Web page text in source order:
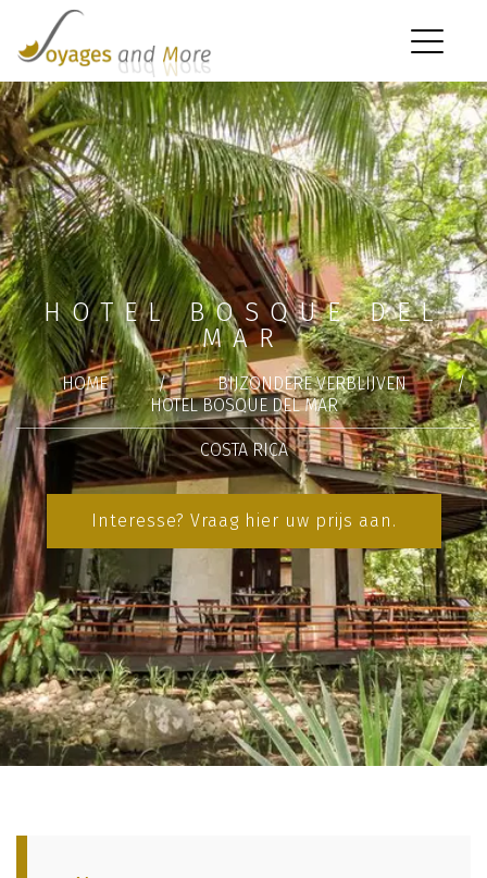
HOTEL BOSQUE DEL
MAR
HOME / BIJZONDERE VERBLIJVEN
/
HOTEL BOSQUE DEL MAR
COSTA RICA
Interesse? Vraag hier uw prijs aan.